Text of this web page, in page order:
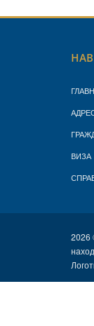
ВИЗА
2026